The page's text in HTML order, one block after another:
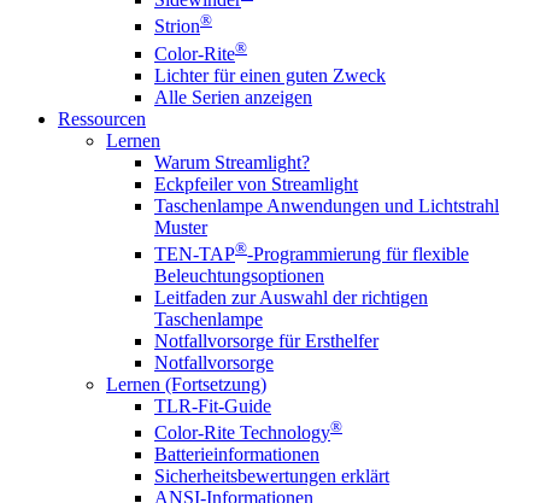
Strion®
Color-Rite®
Lichter für einen guten Zweck
Alle Serien anzeigen
Ressourcen
Lernen
Warum Streamlight?
Eckpfeiler von Streamlight
Taschenlampe Anwendungen und Lichtstrahl
Muster
TEN-TAP®-Programmierung für flexible
Beleuchtungsoptionen
Leitfaden zur Auswahl der richtigen
Taschenlampe
Notfallvorsorge für Ersthelfer
Notfallvorsorge
Lernen (Fortsetzung)
TLR-Fit-Guide
Color-Rite Technology®
Batterieinformationen
Sicherheitsbewertungen erklärt
ANSI-Informationen